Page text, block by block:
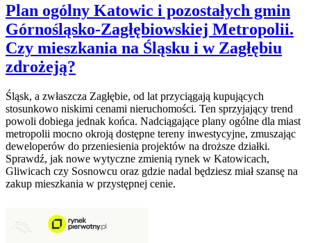
Plan ogólny Katowic i pozostałych gmin
Górnośląsko-Zagłębiowskiej Metropolii.
Czy mieszkania na Śląsku i w Zagłębiu
zdrożeją?
Śląsk, a zwłaszcza Zagłębie, od lat przyciągają kupujących
stosunkowo niskimi cenami nieruchomości. Ten sprzyjający trend
powoli dobiega jednak końca. Nadciągające plany ogólne dla miast
metropolii mocno okroją dostępne tereny inwestycyjne, zmuszając
deweloperów do przeniesienia projektów na droższe działki.
Sprawdź, jak nowe wytyczne zmienią rynek w Katowicach,
Gliwicach czy Sosnowcu oraz gdzie nadal będziesz miał szansę na
zakup mieszkania w przystępnej cenie.